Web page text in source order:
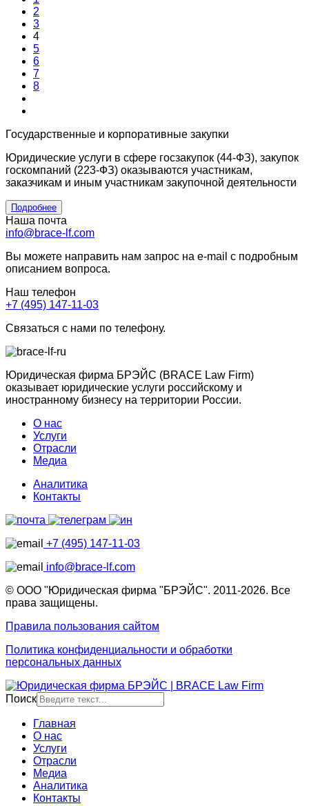
2
3
4
5
6
7
8
Государственные и корпоративные закупки
Юридические услуги в сфере госзакупок (44-ФЗ), закупок
госкомпаний (223-ФЗ) оказываются участникам,
заказчикам и иным участникам закупочной деятельности
Подробнее
Наша почта
info@brace-lf.com
Вы можете направить нам запрос на e-mail с подробным
описанием вопроса.
Наш телефон
+7 (495) 147-11-03
Связаться с нами по телефону.
Юридическая фирма БРЭЙС (BRACE Law Firm)
оказывает юридические услуги российскому и
иностранному бизнесу на территории России.
О нас
Услуги
Отрасли
Медиа
Аналитика
Контакты
+7 (495) 147-11-03
info@brace-lf.com
© ООО "Юридическая фирма "БРЭЙС". 2011-2026. Все
права защищены.
Правила пользования сайтом
Политика конфиденциальности и обработки
персональных данных
Поиск
Главная
О нас
Услуги
Отрасли
Медиа
Аналитика
Контакты